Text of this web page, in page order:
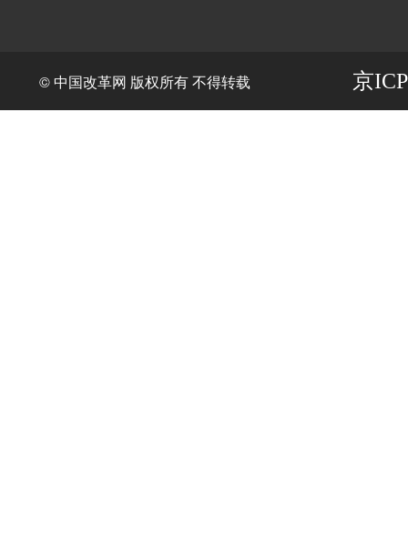
© 中国改革网 版权所有 不得转载 京